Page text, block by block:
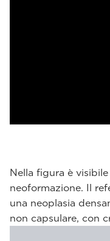
Nella figura è
neoformazione. Il
una neoplasia
non capsulare, con